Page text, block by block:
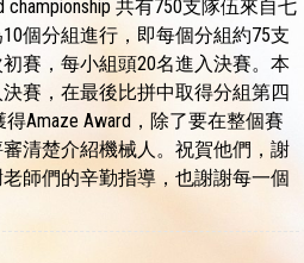
championship 共有750支隊伍來自七
個分組進行，即每個分組約75支
賽，每小組頭20名進入決賽。本
賽，在最後比拼中取得分組第四
Amaze Award，除了要在整個賽
清楚介紹機械人。祝賀他們，謝
師們的辛勤指導，也謝謝每一個